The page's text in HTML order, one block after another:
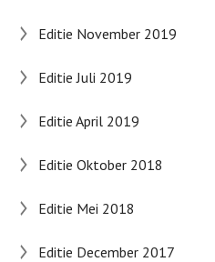
Editie November 2019
Editie Juli 2019
Editie April 2019
Editie Oktober 2018
Editie Mei 2018
Editie December 2017